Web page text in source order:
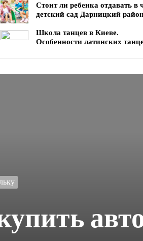
Стоит ли ребенка отдавать в
детский сад Дарницкий
Школа танцев в Киеве.
Особенности латинских